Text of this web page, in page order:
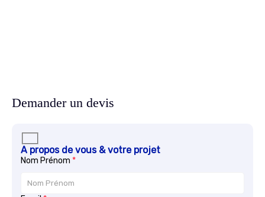
Demander un devis
A propos de vous & votre projet
Nom Prénom